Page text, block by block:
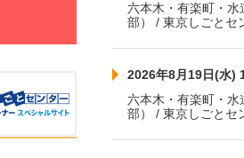
六本木・有楽町・水
部） / 東京しごとセ
2026年8月19日(水)
六本木・有楽町・水
部） / 東京しごとセ